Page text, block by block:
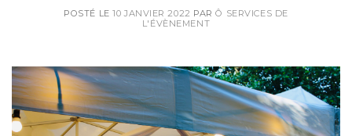
POSTÉ LE10 JANVIER 2022 PARÔ SERVICES DE
L'ÉVÈNEMENT